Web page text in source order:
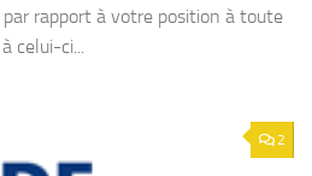
rapport à votre position à toute
celui-ci...
2